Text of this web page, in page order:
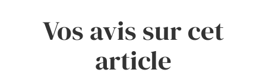
Vos avis sur cet
article